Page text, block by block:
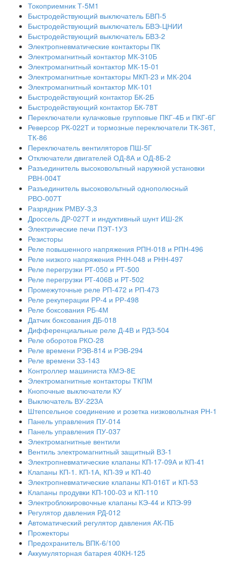
Токоприемник Т-5М1
Быстродействующий выключатель БВП-5
Быстродействующий выключатель БВЭ-ЦНИИ
Быстродействующий выключатель БВЗ-2
Электропневматические контакторы ПК
Электромагнитный контактор МК-310Б
Электромагнитный контактор МК-15-01
Электромагнитные контакторы МКП-23 и МК-204
Электромагнитный контактор МК-101
Быстродействующий контактор БК-2Б
Быстродействующий контактор БК-78Т
Переключатели кулачковые групповые ПКГ-4Б и ПКГ-6Г
Реверсор РК-022Т и тормозные переключатели ТК-36Т,
ТК-86
Переключатель вентиляторов ПШ-5Г
Отключатели двигателей ОД-8А и ОД-8Б-2
Разъединитель высоковольтный наружной установки
РВН-004Т
Разъединитель высоковольтный однополюсный
РВО-007Т
Разрядник РМВУ-3,3
Дроссель ДР-027Т и индуктивный шунт ИШ-2К
Электрические печи ПЭТ-1УЗ
Резисторы
Реле повышенного напряжения РПН-018 и РПН-496
Реле низкого напряжения РНН-048 и РНН-497
Реле перегрузки РТ-050 и РТ-500
Реле перегрузки РТ-406В и РТ-502
Промежуточные реле РП-472 и РП-473
Реле рекуперации РР-4 и РР-498
Реле боксования РБ-4М
Датчик боксования ДБ-018
Дифференциальные реле Д-4В и РДЗ-504
Реле оборотов РКО-28
Реле времени РЭВ-814 и РЭВ-294
Реле времени 33-143
Контроллер машиниста КМЭ-8Е
Электромагнитные контакторы ТКПМ
Кнопочные выключатели КУ
Выключатель ВУ-223А
Штепсельное соединение и розетка низковольтная РН-1
Панель управления ПУ-014
Панель управления ПУ-037
Электромагнитные вентили
Вентиль электромагнитный защитный ВЗ-1
Электропневматические клапаны КП-17-09А и КП-41
Клапаны КП-1. КП-1А, КП-39 и КП-40
Электропневматические клапаны КП-016Т и КП-53
Клапаны продувки КП-100-03 и КП-110
Электроблокировочные клапаны КЭ-44 и КПЭ-99
Регулятор давления РД-012
Автоматический регулятор давления АК-ПБ
Прожекторы
Предохранитель ВПК-6/100
Аккумуляторная батарея 40КН-125